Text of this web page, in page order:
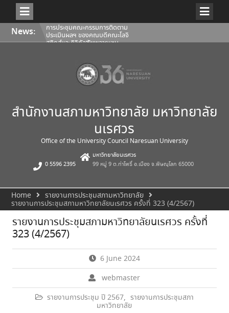
Skip
content
News: การประชุมคณะกรรมการติดตาม
ประเมินผลฯ ของคณบดีคณะโลจิ
สติกส์และดิจิทัลซัพพลายเชน
ครั้งที่ 350 (8/2569) วันเสาร์ที่ 1
สิงหาคม 2569
การประชุมคณะกรรมการติดตาม
ประเมินผลฯ ของคณบดีคณะ
สำนักงานสภามหาวิทยาลัย มหาวิทยาลัย
นเรศวร
Office of the University Council Naresuan University
0 5596 2395
มหาวิทยาลัยนเรศวร
99 หมู่ 9 ต.ท่าโพธิ์ อ.เมือง จ.พิษณุโลก 65000
Home
รายงานการประชุมสภามหาวิทยาลัย
รายงานการประชุมสภามหาวิทยาลัยนเรศวร ครั้งที่ 323 (4/2567)
รายงานการประชุมสภามหาวิทยาลัยนเรศวร ครั้งที่
323 (4/2567)
6 June 2024
webmaster
รายงานการประชุม ปี 2567, รายงานการประชุมสภา
มหาวิทยาลัย